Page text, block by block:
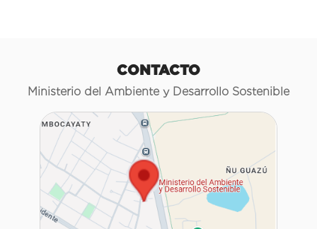
CONTACTO
Ministerio del Ambiente y Desarrollo Sostenible